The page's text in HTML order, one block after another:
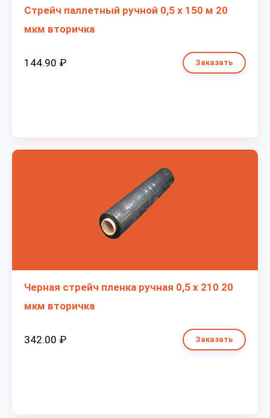
Стрейч паллетный ручной 0,5 х 150 м 20
мкм вторичка
144.90 ₽ Заказать
Черная стрейч пленка ручная 0,5 х 210 20
мкм вторичка
342.00 ₽ Заказать